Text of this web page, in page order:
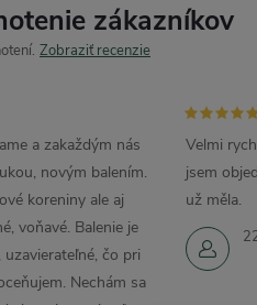
zákazníkov
Zobraziť recenzie
a zakaždým nás
novým balením.
koreniny ale aj
voňavé. Balenie je
čo pri
Nechám sa
Velmi
jsem
už měla.